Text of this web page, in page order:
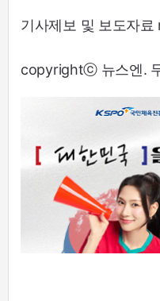
기사제보 및 보도자
copyrightⓒ 뉴스엔.